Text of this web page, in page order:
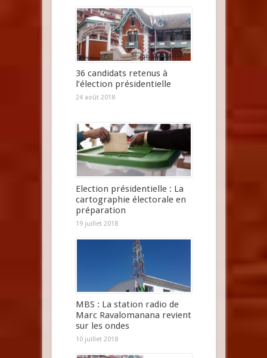
36 candidats retenus à
l’élection présidentielle
24 août 2018
Election présidentielle : La
cartographie électorale en
préparation
19 juillet 2018
MBS : La station radio de
Marc Ravalomanana revient
sur les ondes
10 juillet 2018